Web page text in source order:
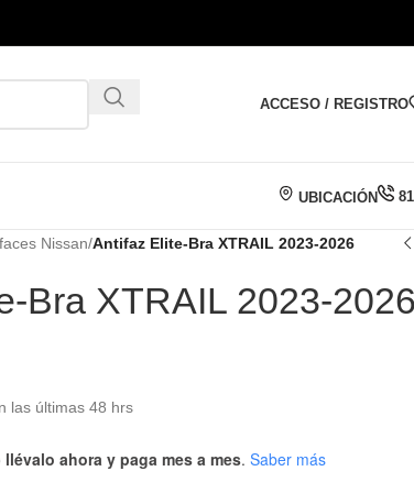
ACCESO / REGISTRO
UBICACIÓN
Nissan/Antifaz Elite-Bra XTRAIL 2023-2026
Bra XTRAIL 2023-2026
las últimas 48 hrs
llévalo ahora y paga mes a mes. Saber más